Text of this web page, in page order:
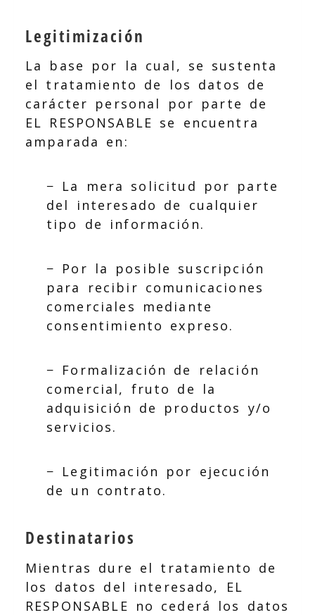
Legitimización
La base por la cual, se sustenta
el tratamiento de los datos de
carácter personal por parte de
EL RESPONSABLE se encuentra
amparada en:
− La mera solicitud por parte
del interesado de cualquier
tipo de información.
− Por la posible suscripción
para recibir comunicaciones
comerciales mediante
consentimiento expreso.
− Formalización de relación
comercial, fruto de la
adquisición de productos y/o
servicios.
− Legitimación por ejecución
de un contrato.
Destinatarios
Mientras dure el tratamiento de
los datos del interesado, EL
RESPONSABLE no cederá los datos